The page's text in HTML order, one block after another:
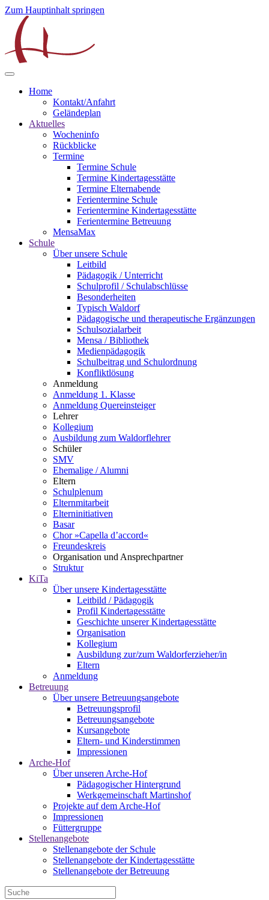
Zum Hauptinhalt springen
Home
Kontakt/Anfahrt
Geländeplan
Aktuelles
Wocheninfo
Rückblicke
Termine
Termine Schule
Termine Kindertagesstätte
Termine Elternabende
Ferientermine Schule
Ferientermine Kindertagesstätte
Ferientermine Betreuung
MensaMax
Schule
Über unsere Schule
Leitbild
Pädagogik / Unterricht
Schulprofil / Schulabschlüsse
Besonderheiten
Typisch Waldorf
Pädagogische und therapeutische Ergänzungen
Schulsozialarbeit
Mensa / Bibliothek
Medienpädagogik
Schulbeitrag und Schulordnung
Konfliktlösung
Anmeldung
Anmeldung 1. Klasse
Anmeldung Quereinsteiger
Lehrer
Kollegium
Ausbildung zum Waldorflehrer
Schüler
SMV
Ehemalige / Alumni
Eltern
Schulplenum
Elternmitarbeit
Elterninitiativen
Basar
Chor »Capella d’accord«
Freundeskreis
Organisation und Ansprechpartner
Struktur
KiTa
Über unsere Kindertagesstätte
Leitbild / Pädagogik
Profil Kindertagesstätte
Geschichte unserer Kindertagesstätte
Organisation
Kollegium
Ausbildung zur/zum Waldorferzieher/in
Eltern
Anmeldung
Betreuung
Über unsere Betreuungsangebote
Betreuungsprofil
Betreuungsangebote
Kursangebote
Eltern- und Kinderstimmen
Impressionen
Arche-Hof
Über unseren Arche-Hof
Pädagogischer Hintergrund
Werkgemeinschaft Martinshof
Projekte auf dem Arche-Hof
Impressionen
Füttergruppe
Stellenangebote
Stellenangebote der Schule
Stellenangebote der Kindertagesstätte
Stellenangebote der Betreuung